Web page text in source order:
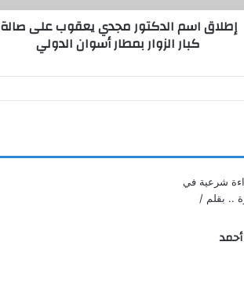
إطلاق اسم الدكتور مجدي يعقوب على صالة
كبار الزوار بمطار أسوان الدولي